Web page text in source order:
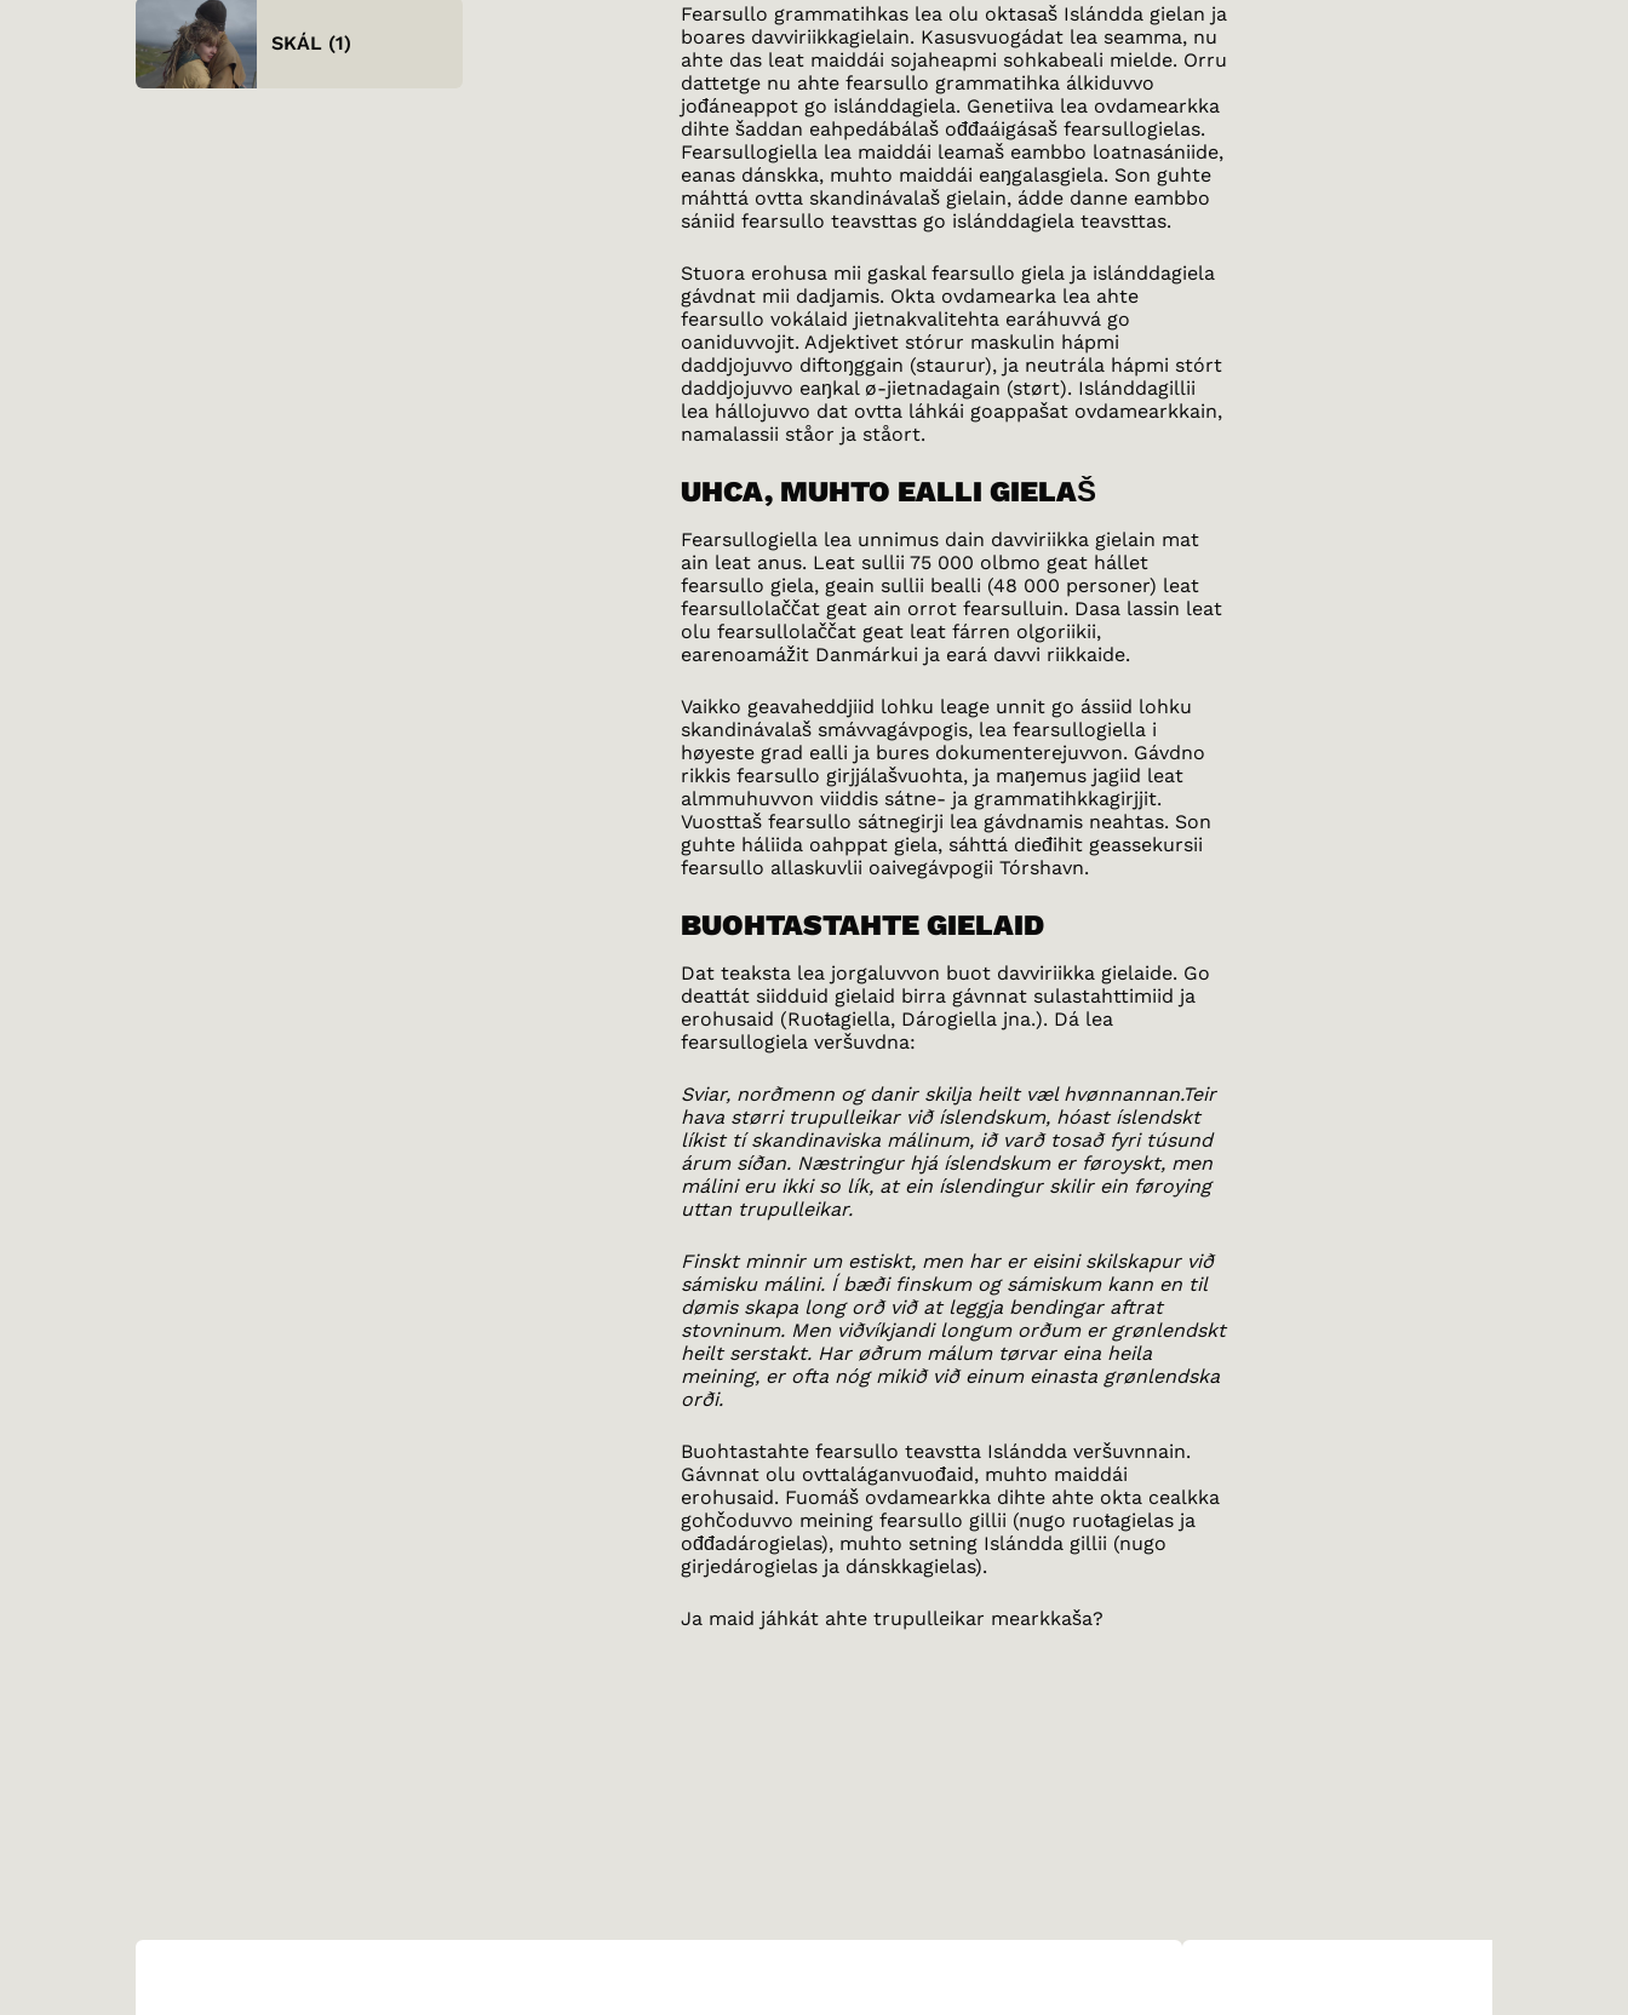
SKÁL (1)
Fearsullo grammatihkas lea olu oktasaš Islándda gielan ja
boares davviriikkagielain. Kasusvuogádat lea seamma, nu
ahte das leat maiddái sojaheapmi sohkabeali mielde. Orru
dattetge nu ahte fearsullo grammatihka álkiduvvo
jođáneappot go islánddagiela. Genetiiva lea ovdamearkka
dihte šaddan eahpedábálaš ođđaáigásaš fearsullogielas.
Fearsullogiella lea maiddái leamaš eambbo loatnasániide,
eanas dánskka, muhto maiddái eaŋgalasgiela. Son guhte
máhttá ovtta skandinávalaš gielain, ádde danne eambbo
sániid fearsullo teavsttas go islánddagiela teavsttas.
Stuora erohusa mii gaskal fearsullo giela ja islánddagiela
gávdnat mii dadjamis. Okta ovdamearka lea ahte
fearsullo vokálaid jietnakvalitehta earáhuvvá go
oaniduvvojit. Adjektivet stórur maskulin hápmi
daddjojuvvo diftoŋggain (staurur), ja neutrála hápmi stórt
daddjojuvvo eaŋkal ø-jietnadagain (størt). Islánddagillii
lea hállojuvvo dat ovtta láhkái goappašat ovdamearkkain,
namalassii ståor ja ståort.
UHCA, MUHTO EALLI GIELAŠ
Fearsullogiella lea unnimus dain davviriikka gielain mat
ain leat anus. Leat sullii 75 000 olbmo geat hállet
fearsullo giela, geain sullii bealli (48 000 personer) leat
fearsullolaččat geat ain orrot fearsulluin. Dasa lassin leat
olu fearsullolaččat geat leat fárren olgoriikii,
earenoamážit Danmárkui ja eará davvi riikkaide.
Vaikko geavaheddjiid lohku leage unnit go ássiid lohku
skandinávalaš smávvagávpogis, lea fearsullogiella i
høyeste grad ealli ja bures dokumenterejuvvon. Gávdno
rikkis fearsullo girjjálašvuohta, ja maŋemus jagiid leat
almmuhuvvon viiddis sátne- ja grammatihkkagirjjit.
Vuosttaš fearsullo sátnegirji lea gávdnamis neahtas. Son
guhte háliida oahppat giela, sáhttá dieđihit geassekursii
fearsullo allaskuvlii oaivegávpogii Tórshavn.
BUOHTASTAHTE GIELAID
Dat teaksta lea jorgaluvvon buot davviriikka gielaide. Go
deattát siidduid gielaid birra gávnnat sulastahttimiid ja
erohusaid (Ruoŧagiella, Dárogiella jna.). Dá lea
fearsullogiela veršuvdna:
Sviar, norðmenn og danir skilja heilt væl hvønnannan.Teir
hava størri trupulleikar við íslendskum, hóast íslendskt
líkist tí skandinaviska málinum, ið varð tosað fyri túsund
árum síðan. Næstringur hjá íslendskum er føroyskt, men
málini eru ikki so lík, at ein íslendingur skilir ein føroying
uttan trupulleikar.
Finskt minnir um estiskt, men har er eisini skilskapur við
sámisku málini. Í bæði finskum og sámiskum kann en til
dømis skapa long orð við at leggja bendingar aftrat
stovninum. Men viðvíkjandi longum orðum er grønlendskt
heilt serstakt. Har øðrum málum tørvar eina heila
meining, er ofta nóg mikið við einum einasta grønlendska
orði.
Buohtastahte fearsullo teavstta Islándda veršuvnnain.
Gávnnat olu ovttaláganvuođaid, muhto maiddái
erohusaid. Fuomáš ovdamearkka dihte ahte okta cealkka
gohčoduvvo meining fearsullo gillii (nugo ruoŧagielas ja
ođđadárogielas), muhto setning Islándda gillii (nugo
girjedárogielas ja dánskkagielas).
Ja maid jáhkát ahte trupulleikar mearkkaša?